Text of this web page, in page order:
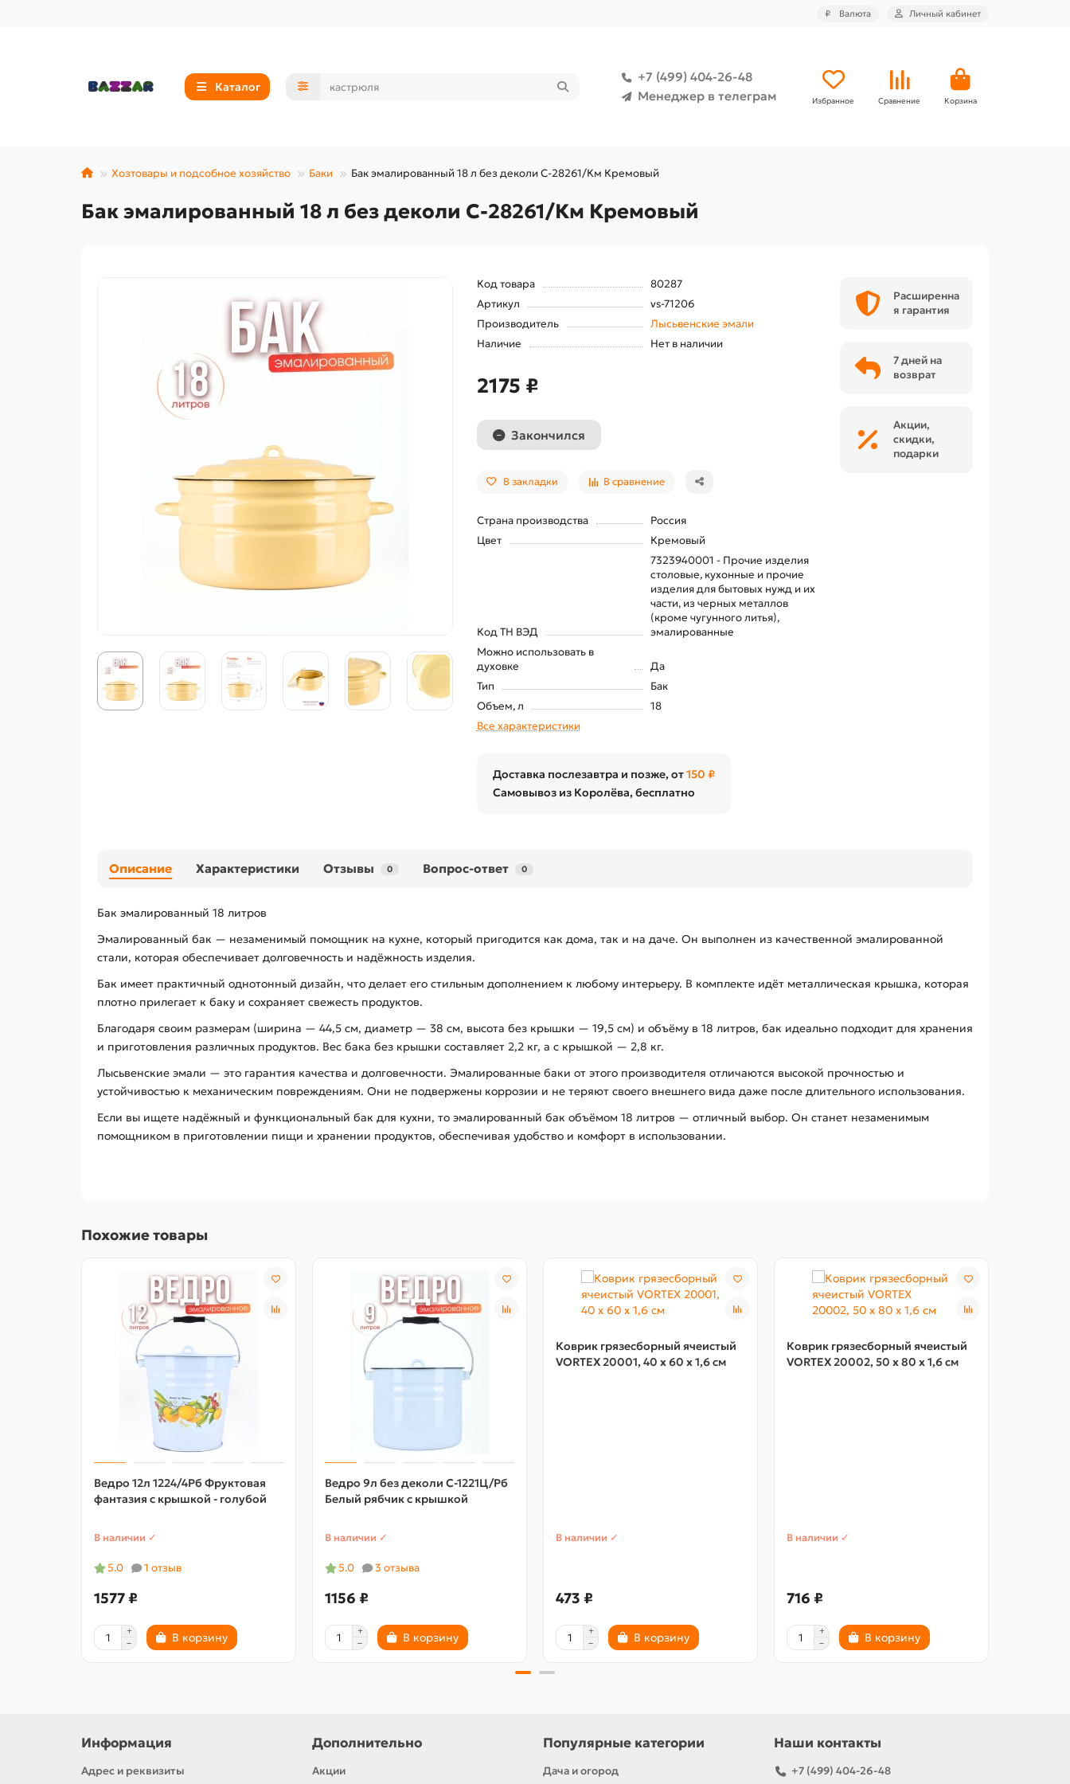
₽ Валюта Личный кабинет
Каталог
+7 (499) 404-26-48
Менеджер в телеграм
Избранное Сравнение Корзина
Хозтовары и подсобное хозяйство Баки Бак эмалированный 18 л без деколи С-28261/Км Кремовый
Бак эмалированный 18 л без деколи С-28261/Км Кремовый
Код товара
80287
Артикул
vs-71206
Производитель
Лысьвенские эмали
Наличие
Нет в наличии
2175 ₽
Закончился
В закладки В сравнение
Страна производства
Россия
Цвет
Кремовый
Код ТН ВЭД
7323940001 - Прочие изделия
столовые, кухонные и прочие
изделия для бытовых нужд и их
части, из черных металлов
(кроме чугунного литья),
эмалированные
Можно использовать в
духовке
Да
Тип
Бак
Объем, л
18
Все характеристики
Доставка послезавтра и позже, от150 ₽
Самовывоз из Королёва, бесплатно
Расширенна
я гарантия
7 дней на
возврат
Акции,
скидки,
подарки
Описание Характеристики Отзывы 0 Вопрос-ответ 0
Бак эмалированный 18 литров
Эмалированный бак — незаменимый помощник на кухне, который пригодится как дома, так и на даче. Он выполнен из качественной эмалированной
стали, которая обеспечивает долговечность и надёжность изделия.
Бак имеет практичный однотонный дизайн, что делает его стильным дополнением к любому интерьеру. В комплекте идёт металлическая крышка, которая
плотно прилегает к баку и сохраняет свежесть продуктов.
Благодаря своим размерам (ширина — 44,5 см, диаметр — 38 см, высота без крышки — 19,5 см) и объёму в 18 литров, бак идеально подходит для хранения
и приготовления различных продуктов. Вес бака без крышки составляет 2,2 кг, а с крышкой — 2,8 кг.
Лысьвенские эмали — это гарантия качества и долговечности. Эмалированные баки от этого производителя отличаются высокой прочностью и
устойчивостью к механическим повреждениям. Они не подвержены коррозии и не теряют своего внешнего вида даже после длительного использования.
Если вы ищете надёжный и функциональный бак для кухни, то эмалированный бак объёмом 18 литров — отличный выбор. Он станет незаменимым
помощником в приготовлении пищи и хранении продуктов, обеспечивая удобство и комфорт в использовании.
Похожие товары
Ведро 12л 1224/4Рб Фруктовая
фантазия с крышкой - голубой
В наличии ✓
5.0 1 отзыв
1577 ₽
В корзину
Ведро 9л без деколи С-1221Ц/Рб
Белый рябчик с крышкой
В наличии ✓
5.0 3 отзыва
1156 ₽
В корзину
Коврик грязесборный ячеистый
VORTEX 20001, 40 х 60 х 1,6 см
В наличии ✓
473 ₽
В корзину
Коврик грязесборный ячеистый
VORTEX 20002, 50 х 80 х 1,6 см
В наличии ✓
716 ₽
В корзину
Информация
Адрес и реквизиты
Дополнительно
Акции
Популярные категории
Дача и огород
Наши контакты
+7 (499) 404-26-48